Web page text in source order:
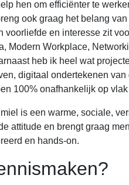
hen om efficiënter te
ook graag het belang
voorliefde en interesse zit
Modern Workplace,
heb ik heel wat
digitaal ondertekenen
100% onafhankelijk op
is een warme, sociale,
attitude en brengt graag
en hands-on.